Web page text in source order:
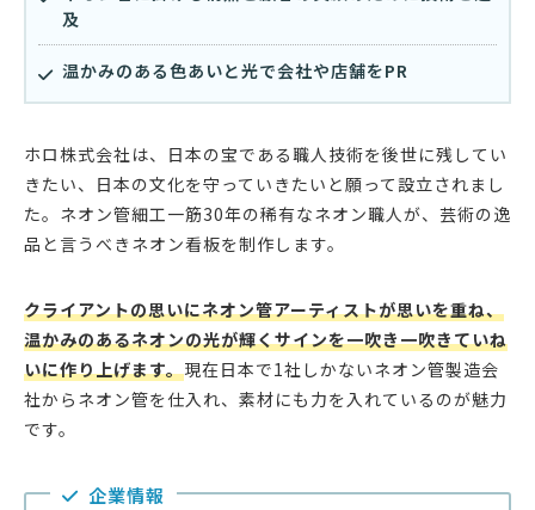
及
温かみのある色あいと光で会社や店舗をPR
ホロ株式会社は、日本の宝である職人技術を後世に残してい
きたい、日本の文化を守っていきたいと願って設立されまし
た。ネオン管細工一筋30年の稀有なネオン職人が、芸術の逸
品と言うべきネオン看板を制作します。
クライアントの思いにネオン管アーティストが思いを重ね、
温かみのあるネオンの光が輝くサインを一吹き一吹きていね
いに作り上げます。現在日本で1社しかないネオン管製造会
社からネオン管を仕入れ、素材にも力を入れているのが魅力
です。
企業情報